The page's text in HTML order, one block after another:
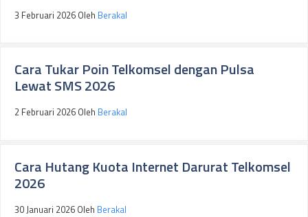
3 Februari 2026 Oleh Berakal
Cara Tukar Poin Telkomsel dengan Pulsa
Lewat SMS 2026
2 Februari 2026 Oleh Berakal
Cara Hutang Kuota Internet Darurat Telkomsel
2026
30 Januari 2026 Oleh Berakal